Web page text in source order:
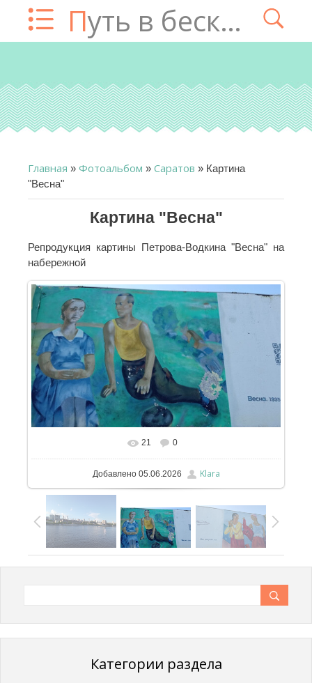
Путь в бесконечность
Главная » Фотоальбом » Саратов » Картина
"Весна"
Картина "Весна"
Репродукция картины Петрова-Водкина "Весна" на
набережной
В реальном размере 1115x640
21 0
Добавлено05.06.2026 Klara
Категории раздела